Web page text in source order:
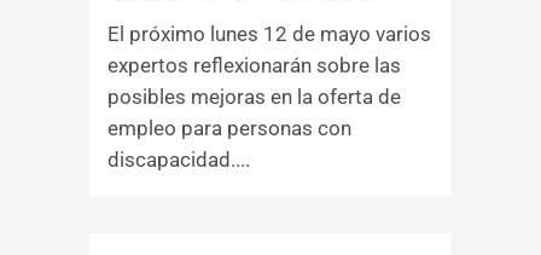
El próximo lunes 12 de mayo varios
expertos reflexionarán sobre las
posibles mejoras en la oferta de
empleo para personas con
discapacidad....